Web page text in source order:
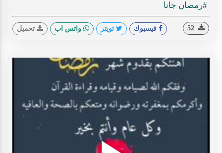
#رمضان جانا
فيسبوك تويتر واتس اب تحميل